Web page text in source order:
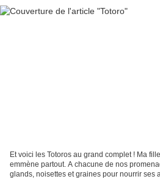
Et voici les Totoros au grand complet ! Ma
emmène partout. A chacune de nos
glands, noisettes et graines pour nourrir ses